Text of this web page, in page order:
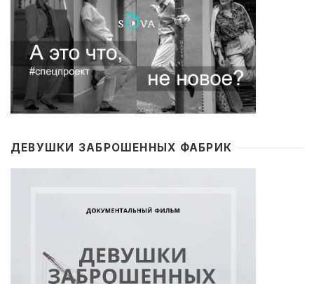
ДЕВУШКИ ЗАБРОШЕННЫХ ФАБРИК